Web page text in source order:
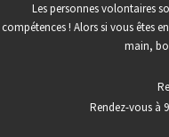
Les personnes volontaires
compétences ! Alors si vous êtes
main,
Rendez-vous à